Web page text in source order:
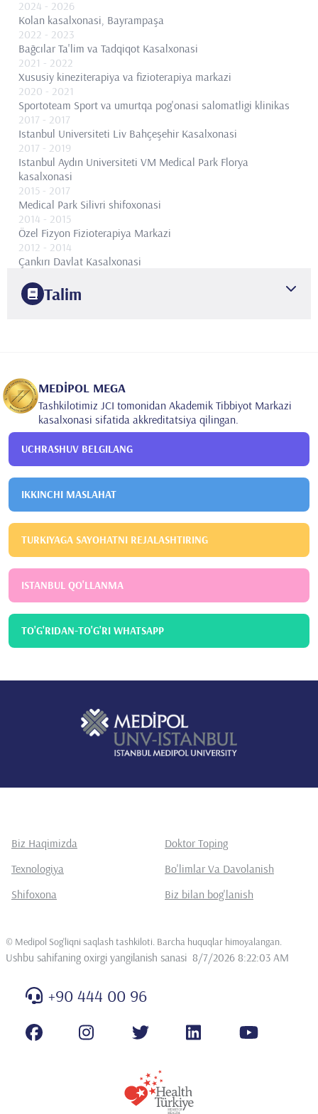
2024 - 2026
Kolan kasalxonasi, Bayrampaşa
2022 - 2023
Bağcılar Ta'lim va Tadqiqot Kasalxonasi
2021 - 2022
Xususiy kineziterapiya va fizioterapiya markazi
2020 - 2021
Sportoteam Sport va umurtqa pog'onasi salomatligi klinikas
2017 - 2017
Istanbul Universiteti Liv Bahçeşehir Kasalxonasi
2017 - 2019
Istanbul Aydın Universiteti VM Medical Park Florya
kasalxonasi
2015 - 2017
Medical Park Silivri shifoxonasi
2014 - 2015
Özel Fizyon Fizioterapiya Markazi
2012 - 2014
Çankırı Davlat Kasalxonasi
Talim
reabilitatsiya
MEDİPOL MEGA
Tashkilotimiz JCI tomonidan Akademik Tibbiyot Markazi
kasalxonasi sifatida akkreditatsiya qilingan.
UCHRASHUV BELGILANG
IKKINCHI MASLAHAT
TURKIYAGA SAYOHATNI REJALASHTIRING
ISTANBUL QO'LLANMA
TO'G'RIDAN-TO'G'RI WHATSAPP
Biz Haqimizda
Doktor Toping
Texnologiya
Bo'limlar Va Davolanish
Shifoxona
Biz bilan bog'lanish
© Medipol Sog'liqni saqlash tashkiloti. Barcha huquqlar himoyalangan
Ushbu sahifaning oxirgi yangilanish sanasi 8/7/2026 8:22:03 AM
+90 444 00 96